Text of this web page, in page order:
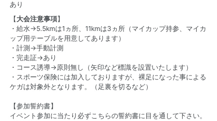
あり
【大会注意事項】
・給水→5.5kmは1ヵ所、11kmは3ヵ所（マイカップ持参、マイカ
ップ用テーブルを用意してあります）
・計測→手動計測
・完走証→あり
・コース誘導→原則無し（矢印など標識を設置いたします）
・スポーツ保険には加入しておりますが、裸足になった事による
ケガは対象外となります。（足裏を切るなど）
【参加誓約書】
イベント参加に当たり必ずこちらの誓約書に目を通して下さい。